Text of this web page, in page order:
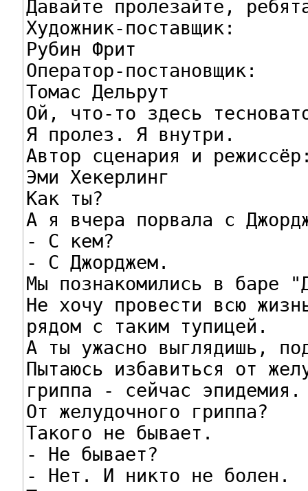
Давайте пролезайте,
Художник-поставщик:
Рубин Фрит
Оператор-постановщик:
Tомас Дельрут
Ой, что-то здесь
Я пролез. Я внутри.
Автор сценария и
Эми Хекерлинг
Как ты?
А я вчера порвала с
- С кем?
- С Джорджем.
Мы познакомились в баре
Не хочу провести всю
рядом с таким тупицей.
А ты ужасно выглядишь,
Пытаюсь избавиться от
гриппа - сейчас эпидемия.
От желудочного гриппа?
Tакого не бывает.
- Не бывает?
- Нет. И никто не болен.